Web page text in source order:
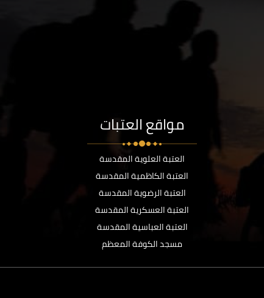
مواقع العتبات
العتبة العلوية المقدسة
العتبة الكاظمية المقدسة
العتبة الرضوية المقدسة
العتبة العسكرية المقدسة
العتبة العباسية المقدسة
مسجد الكوفة المعظم